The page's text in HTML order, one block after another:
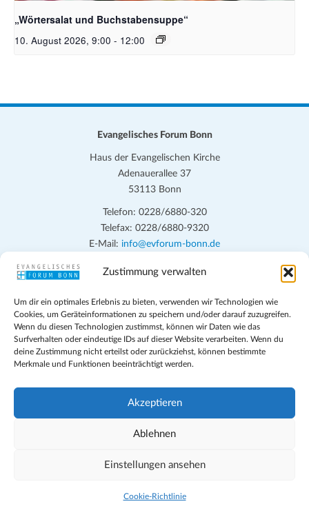
Zustimmung verwalten
Um dir ein optimales Erlebnis zu bieten, verwenden wir Technologien wie
Cookies, um Geräteinformationen zu speichern und/oder darauf zuzugreifen.
Wenn du diesen Technologien zustimmst, können wir Daten wie das
Surfverhalten oder eindeutige IDs auf dieser Website verarbeiten. Wenn du
deine Zustimmung nicht erteilst oder zurückziehst, können bestimmte
Merkmale und Funktionen beeinträchtigt werden.
Akzeptieren
Ablehnen
Einstellungen ansehen
Cookie-Richtlinie
„Wörtersalat und Buchstabensuppe“
10. August 2026, 9:00 - 12:00
Evangelisches Forum Bonn
Haus der Evangelischen Kirche
Adenauerallee 37
53113 Bonn
Telefon: 0228/6880-320
Telefax: 0228/6880-9320
E-Mail: info@evforum-bonn.de
Das Evangelische Forum Bonn will in seinen zentralen
persönlichen, beruflichen, kirchlichen und öffentlichen Lebens
eingehen, zu offener Begegnung und ehrlicher Auseinandersetzung
anregen und mithelfen, aus der Verheißung des Evangeliums heraus
im individuellen und gesellschaftlichen Leben verantwortlich zu
denken, zu reden und zu handeln.
Impressum
Teilnahmebedingungen
Cookie-Richtlinie (EU)